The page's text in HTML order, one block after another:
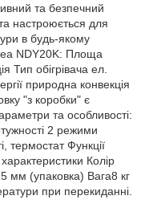
та безпечний
настроюється для
в будь-якому
NDY20K: Площа
Тип обігрівача ел.
природна конвекція
"з коробки" є
та особливості:
2 режими
термостат Функції
характеристики Колір
мм (упаковка) Вага8 кг
при перекиданні.